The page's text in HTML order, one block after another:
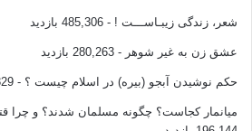
شعر، زندگی زیبـاســـت ! - 485,306 بازدید
عشق زن به غیر شوهر - 280,263 بازدید
حکم نوشیدن آبجو (بیره) در اسلام چیست ؟ - 271,329 بازدید
میانمار کجاست؟ چگونه مسلمان شدند؟ و چرا